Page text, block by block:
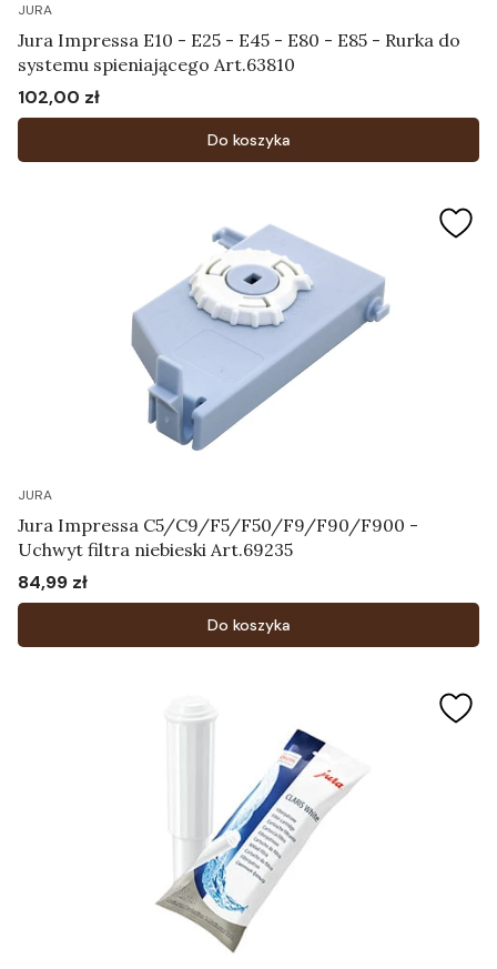
JURA
Jura Impressa E10 - E25 - E45 - E80 - E85 - Rurka do
systemu spieniającego Art.63810
Cena
102,00 zł
Do koszyka
JURA
Jura Impressa C5/C9/F5/F50/F9/F90/F900 -
Uchwyt filtra niebieski Art.69235
Cena
84,99 zł
Do koszyka